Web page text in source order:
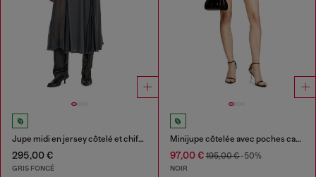
Jupe midi en jersey côtelé et chiffon
295,00 €
GRIS FONCÉ
Minijupe côtelée avec poches cargo
97,00 €195,00 €-50%
NOIR